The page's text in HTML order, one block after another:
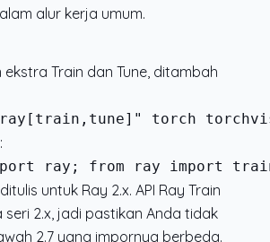
alur kerja umum.
Train dan Tune, ditambah
ray; from ray import
untuk Ray 2.x. API Ray Train
2.x, jadi pastikan Anda tidak
2.7 yang impornya berbeda.